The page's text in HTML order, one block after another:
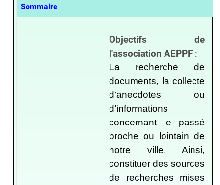
Sommaire
Objectifs de
l'association AEPPF :
La recherche de
documents, la collecte
d’anecdotes ou
d’informations
concernant le passé
proche ou lointain de
notre ville. Ainsi,
constituer des sources
de recherches mises